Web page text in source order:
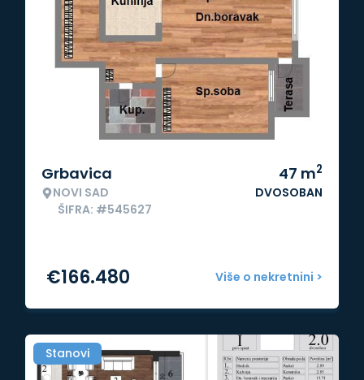
Grbavica
NOVI SAD
ŠIFRA: #545627
47 m2
DVOSOBAN
Više o nekretnini >
€166.480
Stanovi